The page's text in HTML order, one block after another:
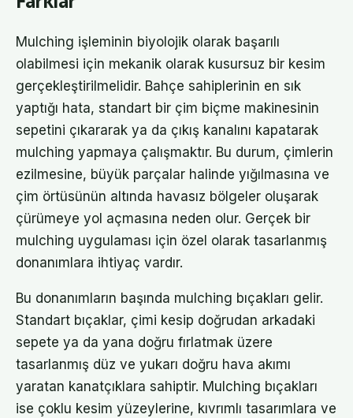
Mulching işleminin biyolojik olarak başarılı
olabilmesi için mekanik olarak kusursuz bir kesim
gerçekleştirilmelidir. Bahçe sahiplerinin en sık
yaptığı hata, standart bir çim biçme makinesinin
sepetini çıkararak ya da çıkış kanalını kapatarak
mulching yapmaya çalışmaktır. Bu durum, çimlerin
ezilmesine, büyük parçalar halinde yığılmasına ve
çim örtüsünün altında havasız bölgeler oluşarak
çürümeye yol açmasına neden olur. Gerçek bir
mulching uygulaması için özel olarak tasarlanmış
donanımlara ihtiyaç vardır.
Bu donanımların başında mulching bıçakları gelir.
Standart bıçaklar, çimi kesip doğrudan arkadaki
sepete ya da yana doğru fırlatmak üzere
tasarlanmış düz ve yukarı doğru hava akımı
yaratan kanatçıklara sahiptir. Mulching bıçakları
ise çoklu kesim yüzeylerine, kıvrımlı tasarımlara ve